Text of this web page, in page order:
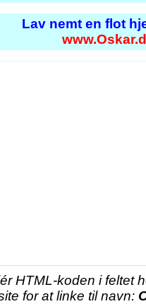
Lav nemt en flot
HTML-koden i feltet
for at linke til navn: